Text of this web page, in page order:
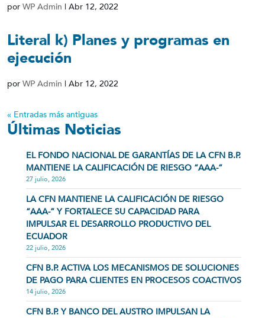
por WP Admin | Abr 12, 2022
Literal k) Planes y programas en
ejecución
por WP Admin | Abr 12, 2022
« Entradas más antiguas
Últimas Noticias
EL FONDO NACIONAL DE GARANTÍAS DE LA CFN B.P.
MANTIENE LA CALIFICACIÓN DE RIESGO “AAA-”
27 julio, 2026
LA CFN MANTIENE LA CALIFICACIÓN DE RIESGO
“AAA-” Y FORTALECE SU CAPACIDAD PARA
IMPULSAR EL DESARROLLO PRODUCTIVO DEL
ECUADOR
22 julio, 2026
CFN B.P. ACTIVA LOS MECANISMOS DE SOLUCIONES
DE PAGO PARA CLIENTES EN PROCESOS COACTIVOS
14 julio, 2026
CFN B.P. Y BANCO DEL AUSTRO IMPULSAN LA